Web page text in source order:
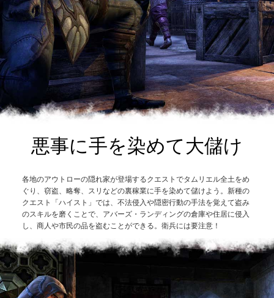
悪事に手を染めて大儲け
各地のアウトローの隠れ家が登場するクエストでタムリエル全土をめ
ぐり、窃盗、略奪、スリなどの裏稼業に手を染めて儲けよう。新種の
クエスト「ハイスト」では、不法侵入や隠密行動の手法を覚えて盗み
のスキルを磨くことで、アバーズ・ランディングの倉庫や住居に侵入
し、商人や市民の品を盗むことができる。衛兵には要注意！